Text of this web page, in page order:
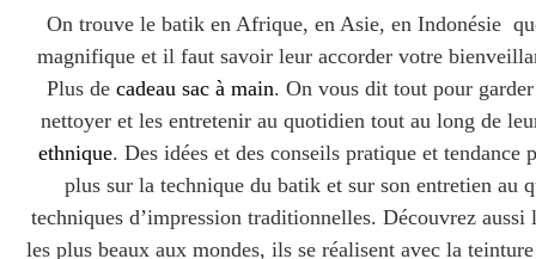
On trouve le batik en Afrique, en Asie, en Indonésie
magnifique et il faut savoir leur accorder votre
Plus de cadeau sac à main. On vous dit tout pour
nettoyer et les entretenir au quotidien tout au long de
ethnique. Des idées et des conseils pratique et
plus sur la technique du batik et sur son entretien au
techniques d’impression traditionnelles. Découvrez aussi
les plus beaux aux mondes, ils se réalisent avec la